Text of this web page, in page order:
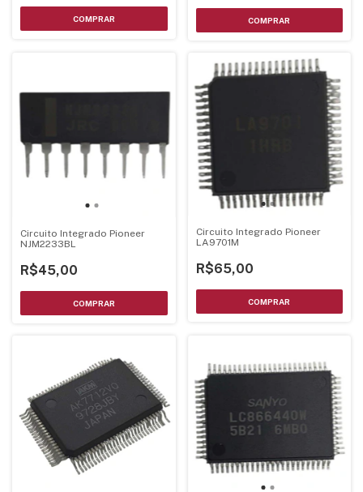
Circuito Integrado Pioneer
NJM2233BL
R$45,00
Circuito Integrado Pioneer
LA9701M
R$65,00